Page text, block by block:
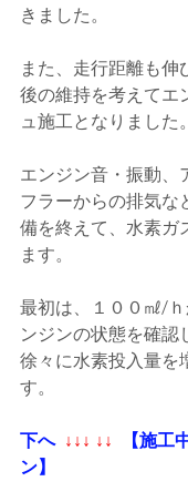
きました。
また、走行距離も伸
後の維持を考えてエ
ュ施工となりました。
エンジン音・振動、
フラーからの排気な
備を終えて、水素ガ
ます。
最初は、１００㎖/
ンジンの状態を確認
徐々に水素投入量を
す。
下へ ↓↓↓ ↓↓
【施工
ン】